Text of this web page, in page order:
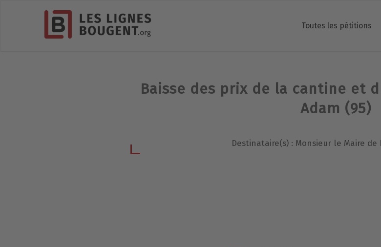
Toutes les pétitions
Baisse des prix de la cantine et
Adam (95)
Destinataire(s) : Monsieur le Maire de